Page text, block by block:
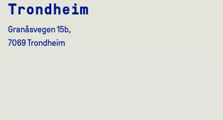
Trondheim
Granåsvegen 15b,
7069 Trondheim